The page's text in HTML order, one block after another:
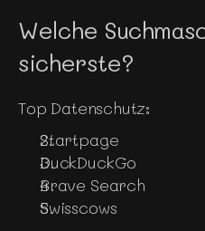
Welche
sicherste?
Top Datenschutz:
Startpage
DuckDuckGo
Brave Search
Swisscows